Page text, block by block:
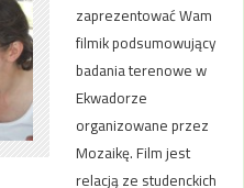
zaprezentować Wam
filmik podsumowujący
badania terenowe w
Ekwadorze
organizowane przez
Mozaikę. Film jest
relacją ze studenckich